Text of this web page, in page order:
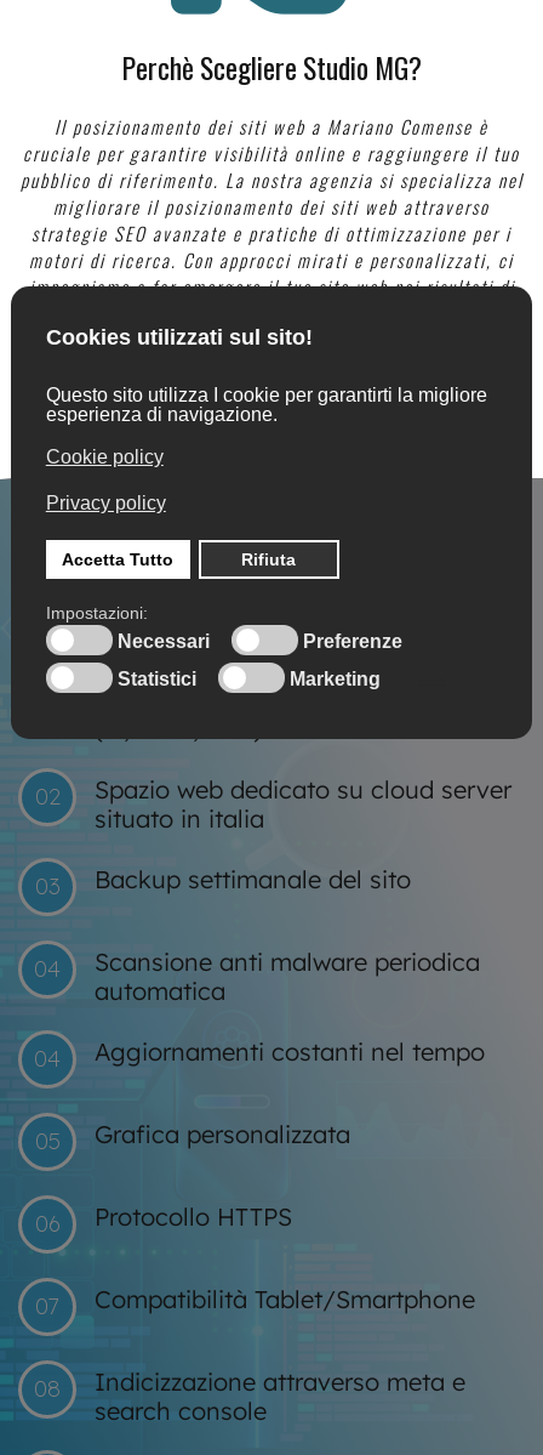
Perchè Scegliere Studio MG?
Il posizionamento dei siti web a Mariano Comense è
cruciale per garantire visibilità online e raggiungere il tuo
pubblico di riferimento. La nostra agenzia si specializza nel
migliorare il posizionamento dei siti web attraverso
strategie SEO avanzate e pratiche di ottimizzazione per i
motori di ricerca. Con approcci mirati e personalizzati, ci
impegniamo a far emergere il tuo sito web nei risultati di
attività di primeggiare nel panorama digitale. Contattaci
posizionamento del tuo sito web a Mariano Comense e
portare il tuo business ad attirare l'attenzione online
CARATTERISTICHE SITI WEB MARIANO
COMENSE
Dominio sempre intestato al cliente
02
Spazio web dedicato su cloud server
situato in italia
03 Backup settimanale del sito
04
Scansione anti malware periodica
automatica
04 Aggiornamenti costanti nel tempo
05 Grafica personalizzata
06 Protocollo HTTPS
07 Compatibilità Tablet/Smartphone
08
Indicizzazione attraverso meta e
search console